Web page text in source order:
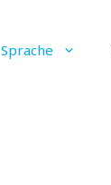
Sprache